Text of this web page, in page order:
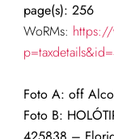
page(s): 256
WoRMs:
Foto A: off
Foto B: